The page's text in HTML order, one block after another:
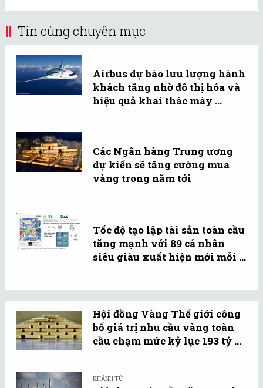
Tin cùng chuyên mục
Airbus dự báo lưu lượng hành
khách tăng nhờ đô thị hóa và
hiệu quả khai thác máy ...
Các Ngân hàng Trung ương
dự kiến sẽ tăng cường mua
vàng trong năm tới
Tốc độ tạo lập tài sản toàn cầu
tăng mạnh với 89 cá nhân
siêu giàu xuất hiện mới mỗi ...
Hội đồng Vàng Thế giới công
bố giá trị nhu cầu vàng toàn
cầu chạm mức kỷ lục 193 tỷ ...
KHÁNH TÚ